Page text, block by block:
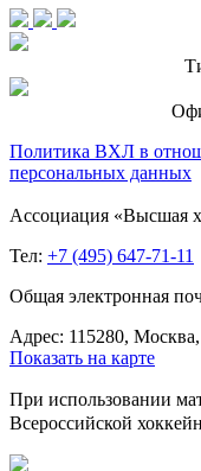
Политика ВХЛ в
персональных данных
Ассоциация «Высшая
Тел: +7 (495) 647-71-11
Общая электронная
Адрес: 115280,
Показать на карте
При использовании
Всероссийской